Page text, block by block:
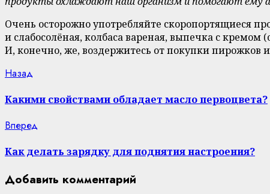
Очень осторожно употребляйте скоропортящиеся
и слабосолёная, колбаса вареная, выпечка с кремом
И, конечно, же, воздержитесь от покупки пирожков
Continue
Reading
Назад
Какими свойствами обладает масло первоцвета?
Вперед
Как делать зарядку для поднятия настроения?
Добавить комментарий